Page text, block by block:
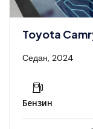
Toyota
Седан, 2024
Бензин